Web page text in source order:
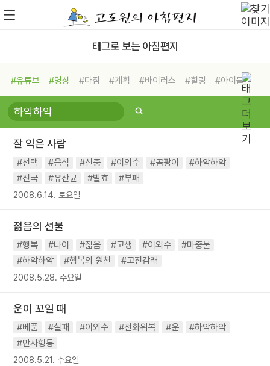
태그로 보는 아침편지
#유튜브 #명상 #다짐 #계획 #바이러스 #힐링
#아이들
#비전캠프
#독서캠프 #삶
#희망
#나눔 #친구 #링컨학교
#독서
#건강
잘 익은 사람
#선택 #음식 #신중 #이외수 #곰팡이
#하악하악
#진국
#유산균 #발효 #부패
2008.6.14. 토요일
젊음의 선물
#행복 #나이 #젊음 #고생 #이외수
#마중물
#하악하악
#행복의 원천 #고진감래
2008.5.28. 수요일
운이 꼬일 때
#베품 #실패 #이외수 #전화위복 #운
#하악하악
#만사형통
2008.5.21. 수요일